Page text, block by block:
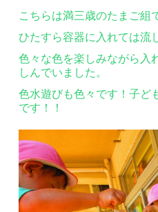
こちらは満三歳のたまご組
ひたすら容器に入れては流
色々な色を楽しみながら入
しんでいました。
色水遊びも色々です！子ど
です！！